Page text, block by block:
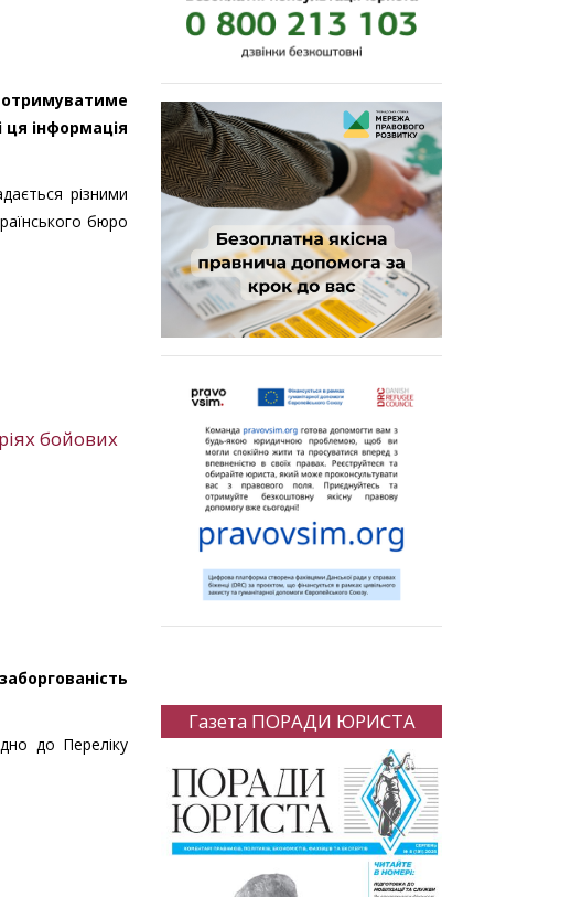
ця інформація
різними
бюро
бойових
до Переліку
Газета ПОРАДИ ЮРИСТА